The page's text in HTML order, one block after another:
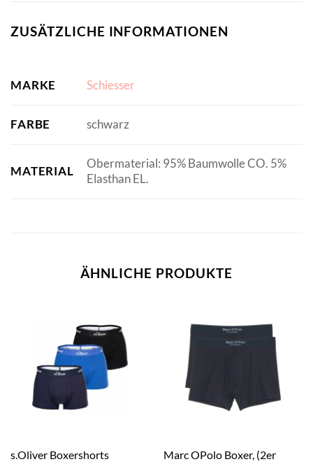
ZUSÄTZLICHE INFORMATIONEN
MARKE Schiesser
FARBE schwarz
MATERIAL
Obermaterial: 95% Baumwolle CO. 5%
Elasthan EL.
ÄHNLICHE PRODUKTE
s.Oliver Boxershorts
Marc OPolo Boxer, (2er